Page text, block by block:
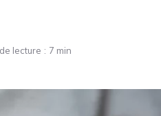
lecture 7 min